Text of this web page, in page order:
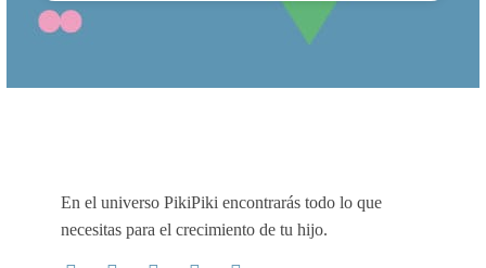
En el universo PikiPiki encontrarás todo lo que
necesitas para el crecimiento de tu hijo.